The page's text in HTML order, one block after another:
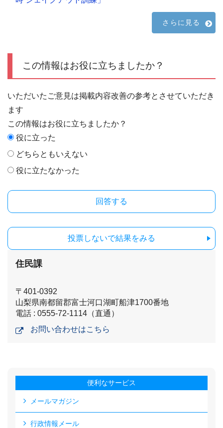
さらに見る
この情報はお役に立ちましたか？
いただいたご意見は掲載内容改善の参考とさせていただき
ます
この情報はお役に立ちましたか？
役に立った
どちらともいえない
役に立たなかった
投票しないで結果をみる
住民課
〒401-0392
山梨県南都留郡富士河口湖町船津1700番地
電話 : 0555-72-1114（直通）
お問い合わせはこちら
便利なサービス
メールマガジン
行政情報メール